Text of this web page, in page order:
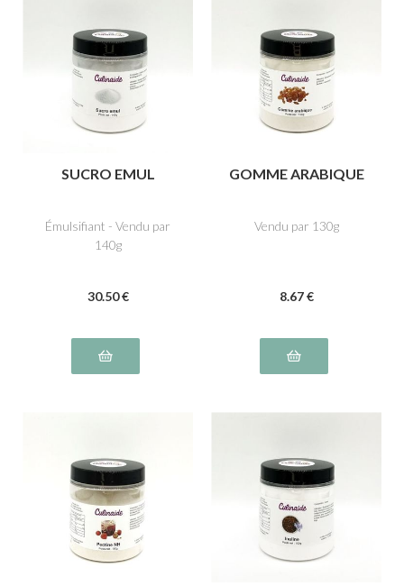
SUCRO EMUL
Émulsifiant - Vendu par
140g
30.50 €
GOMME ARABIQUE
Vendu par 130g
8.67 €